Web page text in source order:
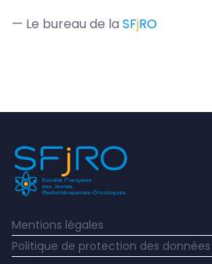
— Le bureau de la SFjRO
Mentions légales
Politique de protection des